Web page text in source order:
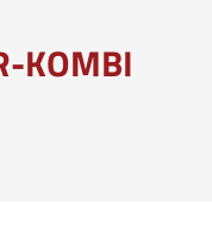
KOMBI